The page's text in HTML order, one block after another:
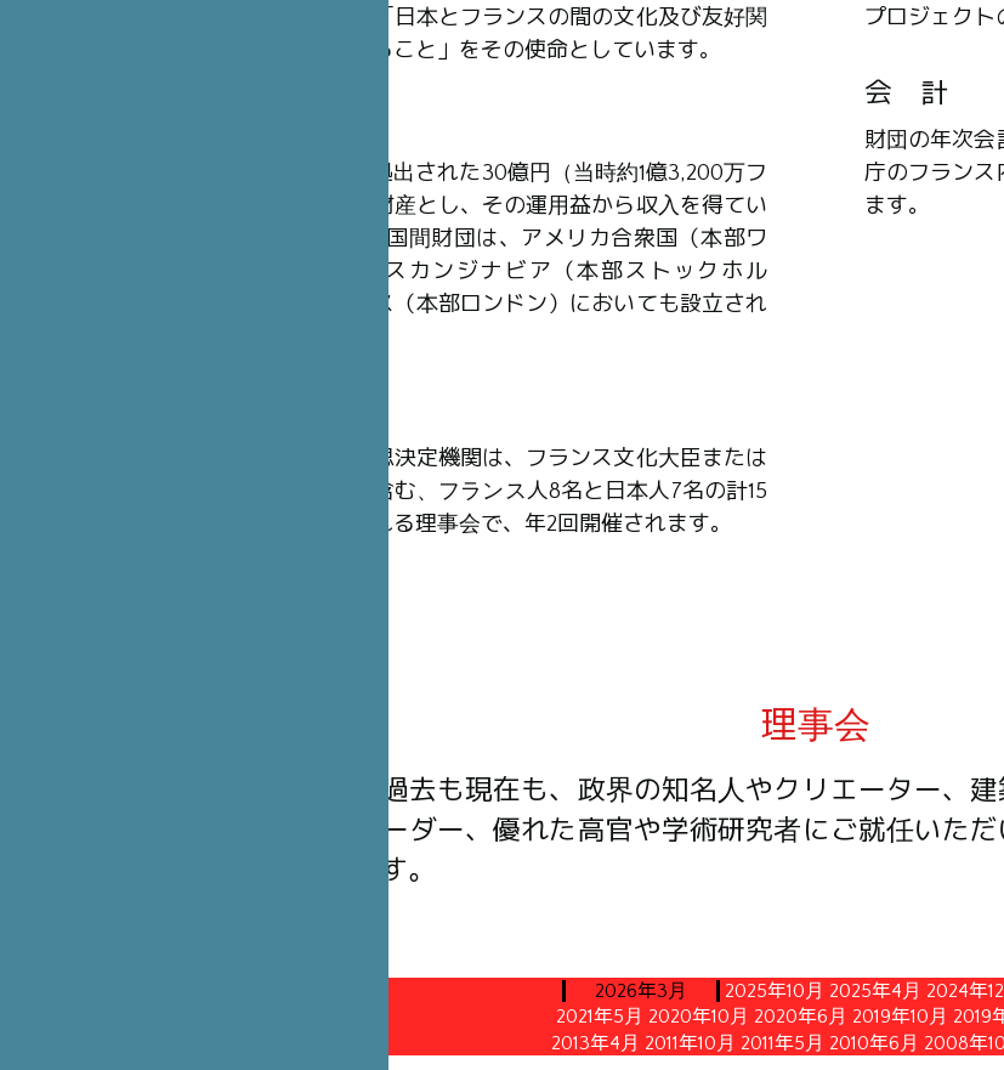
利の組織で、「日本とフランスの間の文化及び友好関
係を発展させること」をその使命としています。
日本財団から拠出された30億円（当時約1億3,200万フ
ラン）を基本財産とし、その運用益から収入を得てい
ます。同様の2国間財団は、アメリカ合衆国（本部ワ
シントン）、スカンジナビア（本部ストックホル
ム）、イギリス（本部ロンドン）においても設立され
財団の最高意思決定機関は、フランス文化大臣または
その代理人を含む、フランス人8名と日本人7名の計15
名から構成される理事会で、年2回開催されます。
プロジェクト
会 計
財団の年次会
庁のフランス
ます。
理事会
理事には、過去も現在も、政界の知名人やクリエーター、
ト、企業リーダー、優れた高官や学術研究者にご就任いた
思っています。
2026年3月 2025年10月 2025年4月 2024年
2021年5月 2020年10月 2020年6月 2019年10月 2019
2013年4月 2011年10月 2011年5月 2010年6月 2008年